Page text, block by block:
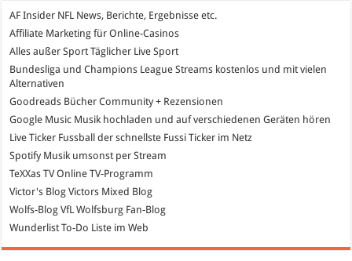
AF Insider NFL News, Berichte, Ergebnisse etc.
Affiliate Marketing für Online-Casinos
Alles außer SportTäglicher Live Sport
Bundesliga und Champions League Streams kostenlos und mit vielen
Alternativen
Goodreads Bücher Community + Rezensionen
Google Music Musik hochladen und auf verschiedenen Geräten hören
Live Ticker Fussball
der schnellste Fussi Ticker im Netz
SpotifyMusik umsonst per Stream
TeXXas TVOnline TV-Programm
Victor's Blog Victors Mixed Blog
Wolfs-Blog VfL Wolfsburg Fan-Blog
WunderlistTo-Do Liste im Web